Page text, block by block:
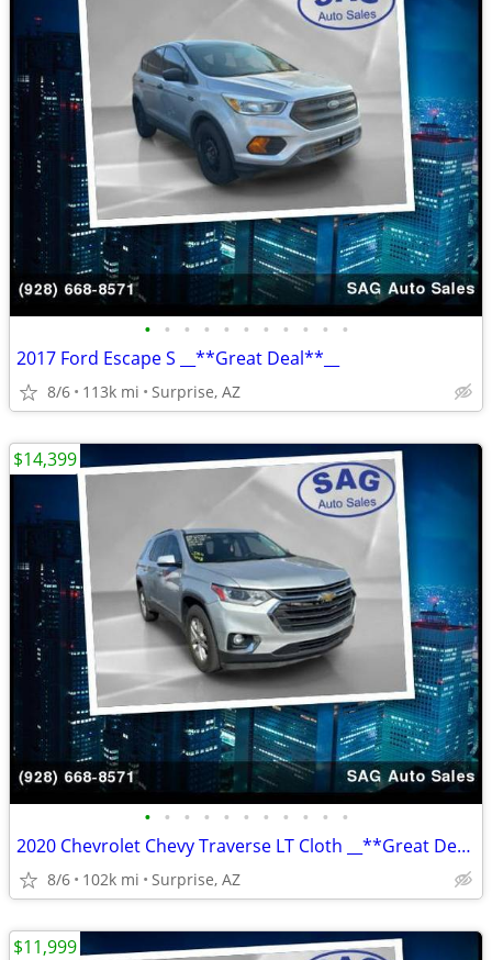
• • • • • • • • • • •
2017 Ford Escape S __**Great Deal**__
8/6 113k mi Surprise, AZ
• • • • • • • • • • •
2020 Chevrolet Chevy Traverse LT Cloth __**Great Deal**__
8/6 102k mi Surprise, AZ
$14,399
$11,999